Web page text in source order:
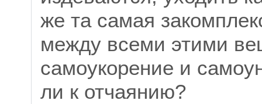
же та самая
между всеми этими
самоукорение и
ли к отчаянию?